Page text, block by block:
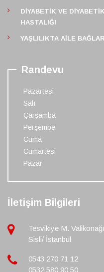
DIYABETIK VE
HASTALIĞI
YAŞLILIKTA AILE
Randevu
Pazartesi
Salı
Çarşamba
Perşembe
Cuma
Cumartesi
Pazar
İletişim Bilgileri
Tesvikiye M.
Sisli/ İstanbul
0543 270 71 12
0532 580 90 50